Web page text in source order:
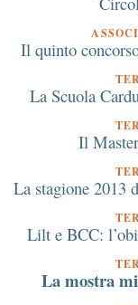
Un quadro di
Pedretti donato
Il quinto
La Scuola
Il
La stagione 2013
Lilt e BCC:
La mostra